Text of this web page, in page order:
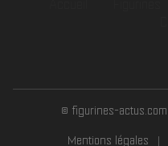
© figurines-
Mentions légales |